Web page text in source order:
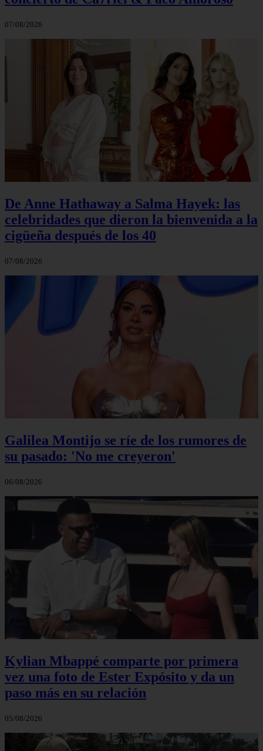
07/08/2026
De Anne Hathaway a Salma Hayek: las
celebridades que dieron la bienvenida a la
cigüeña después de los 40
07/08/2026
Galilea Montijo se ríe de los rumores de
su pasado: 'No me creyeron'
06/08/2026
Kylian Mbappé comparte por primera
vez una foto de Ester Expósito y da un
paso más en su relación
05/08/2026